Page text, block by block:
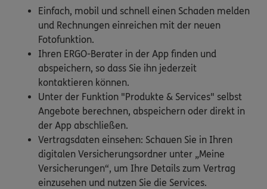
Einfach, mobil und schnell einen Schaden melden
und Rechnungen einreichen mit der neuen
Fotofunktion.
Ihren ERGO-Berater in der App finden und
abspeichern, so dass Sie ihn jederzeit
kontaktieren können.
Unter der Funktion "Produkte & Services" selbst
Angebote berechnen, abspeichern oder direkt in
der App abschließen.
Vertragsdaten einsehen: Schauen Sie in Ihren
digitalen Versicherungsordner unter „Meine
Versicherungen“, um Ihre Details zum Vertrag
einzusehen und nutzen Sie die Services.